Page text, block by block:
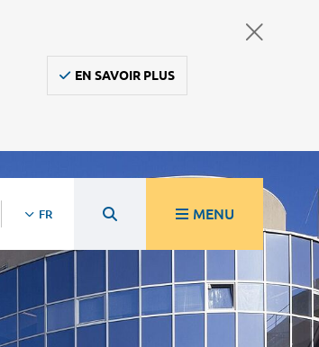
EN SAVOIR PLUS
FR MENU